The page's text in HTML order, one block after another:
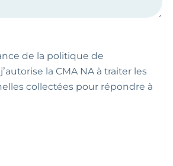
de la politique de
la CMA NA à traiter les
collectées pour répondre à